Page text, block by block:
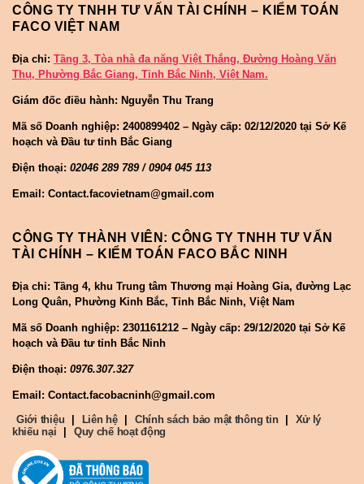
CÔNG TY TNHH TƯ VẤN TÀI CHÍNH – KIỂM TOÁN
FACO VIỆT NAM
Địa chỉ: Tầng 3, Tòa nhà đa năng Việt Thắng, Đường Hoàng Văn
Thụ, Phường Bắc Giang, Tỉnh Bắc Ninh, Việt Nam.
Giám đốc điều hành: Nguyễn Thu Trang
Mã số Doanh nghiệp: 2400899402 – Ngày cấp: 02/12/2020 tại Sở Kế
hoạch và Đầu tư tỉnh Bắc Giang
Điện thoại: 02046 289 789 / 0904 045 113
Email: Contact.facovietnam@gmail.com
CÔNG TY THÀNH VIÊN: CÔNG TY TNHH TƯ VẤN
TÀI CHÍNH – KIỂM TOÁN FACO BẮC NINH
Địa chỉ: Tầng 4, khu Trung tâm Thương mại Hoàng Gia, đường Lạc
Long Quân, Phường Kinh Bắc, Tỉnh Bắc Ninh, Việt Nam
Mã số Doanh nghiệp: 2301161212 – Ngày cấp: 29/12/2020 tại Sở Kế
hoạch và Đầu tư tỉnh Bắc Ninh
Điện thoại: 0976.307.327
Email: Contact.facobacninh@gmail.com
Giới thiệu
Liên hệ Chính sách bảo mật thông tin
Xử lý
khiếu nại
Quy chế hoạt động